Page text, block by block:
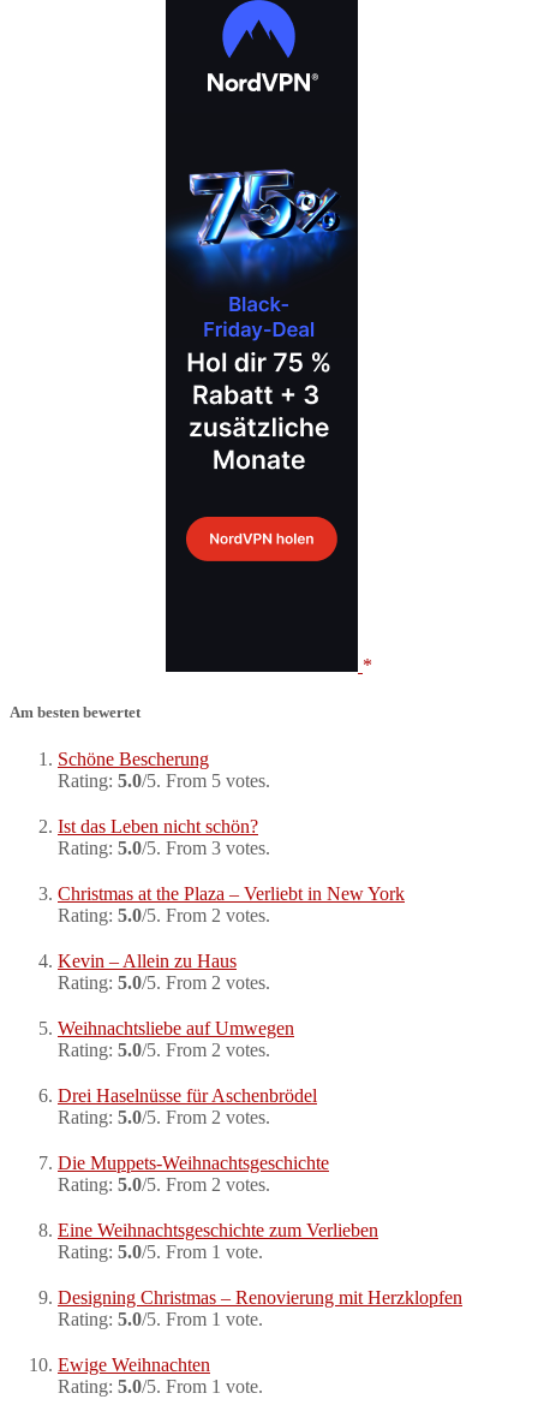
Am besten bewertet
Schöne Bescherung
Rating: 5.0/5. From 5 votes.
Ist das Leben nicht schön?
Rating: 5.0/5. From 3 votes.
Christmas at the Plaza – Verliebt in New York
Rating: 5.0/5. From 2 votes.
Kevin – Allein zu Haus
Rating: 5.0/5. From 2 votes.
Weihnachtsliebe auf Umwegen
Rating: 5.0/5. From 2 votes.
Drei Haselnüsse für Aschenbrödel
Rating: 5.0/5. From 2 votes.
Die Muppets-Weihnachtsgeschichte
Rating: 5.0/5. From 2 votes.
Eine Weihnachtsgeschichte zum Verlieben
Rating: 5.0/5. From 1 vote.
Designing Christmas – Renovierung mit Herzklopfen
Rating: 5.0/5. From 1 vote.
Ewige Weihnachten
Rating: 5.0/5. From 1 vote.